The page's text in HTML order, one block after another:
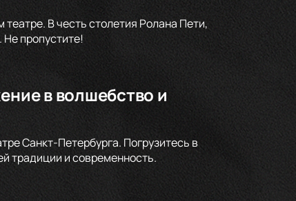
В честь столетия Ролана Пети,
пропустите!
в волшебство и
Санкт-Петербурга. Погрузитесь в
традиции и современность.